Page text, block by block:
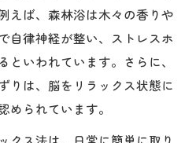
えば、森林浴は木々の香りや
自律神経が整い、ストレスホ
いわれています。さらに、
りは、脳をリラックス状態に
められています。